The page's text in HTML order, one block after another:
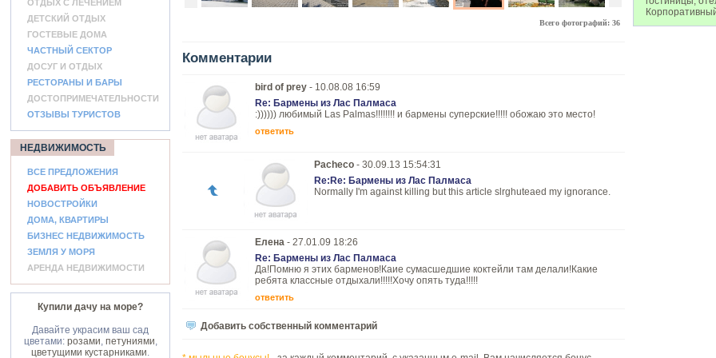
ОТДЫХ С ЛЕЧЕНИЕМ
ДЕТСКИЙ ОТДЫХ
ГОСТЕВЫЕ ДОМА
ЧАСТНЫЙ СЕКТОР
ДОСУГ И ОТДЫХ
РЕСТОРАНЫ И БАРЫ
ДОСТОПРИМЕЧАТЕЛЬНОСТИ
ОТЗЫВЫ ТУРИСТОВ
НЕДВИЖИМОСТЬ
ВСЕ ПРЕДЛОЖЕНИЯ
ДОБАВИТЬ ОБЪЯВЛЕНИЕ
НОВОСТРОЙКИ
ДОМА, КВАРТИРЫ
БИЗНЕС НЕДВИЖИМОСТЬ
ЗЕМЛЯ У МОРЯ
АРЕНДА НЕДВИЖИМОСТИ
Купили дачу на море?
Давайте украсим ваш сад
цветами: розами, петуниями,
цветущими кустарниками.
Всего фотографий: 36
Комментарии
bird of prey - 10.08.08 16:59
Re: Бармены из Лас Палмаса
:)))))) любимый Las Palmas!!!!!!!! и бармены суперские!!!!! обожаю это место!
ответить
Pacheco - 30.09.13 15:54:31
Re:Re: Бармены из Лас Палмаса
Normally I'm against killing but this article slrghuteaed my ignorance.
Елена - 27.01.09 18:26
Re: Бармены из Лас Палмаса
Да!Помню я этих барменов!Каие сумасшедшие коктейли там делали!Какие
ребята классные отдыхали!!!!!Хочу опять туда!!!!!
ответить
Добавить собственный комментарий